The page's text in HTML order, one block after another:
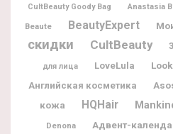
CultBeauty Goody Bag Anastasia
Beaute
BeautyExpert
скидки
CultBeauty
для лица LoveLula
Английская косметика
кожа
HQHair
Denona
Адвент-